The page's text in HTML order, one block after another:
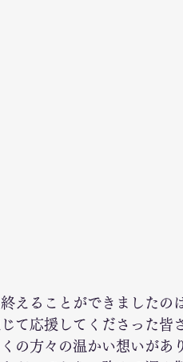
えることができましたの
て応援してくださった皆
の方々の温かい想いがあ